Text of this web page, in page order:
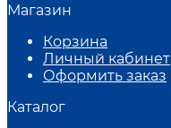
Магазин
Корзина
Личный кабинет
Оформить заказ
Каталог